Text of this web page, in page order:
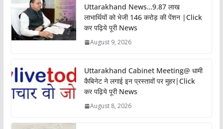
Uttarakhand News…9.87 लाख
लाभार्थियों को भेजी 146 करोड़ की पेंशन |Click
कर पढ़िये पूरी News
August 9, 2026
Uttarakhand Cabinet Meeting@ धामी
कैबिनेट ने लगाई इन प्रस्तावों पर मुहर|Click
कर पढ़िये पूरी News
August 8, 2026